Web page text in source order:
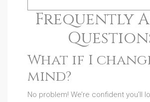
Frequently
What if I
mind?
No problem! We’re confident you’ll